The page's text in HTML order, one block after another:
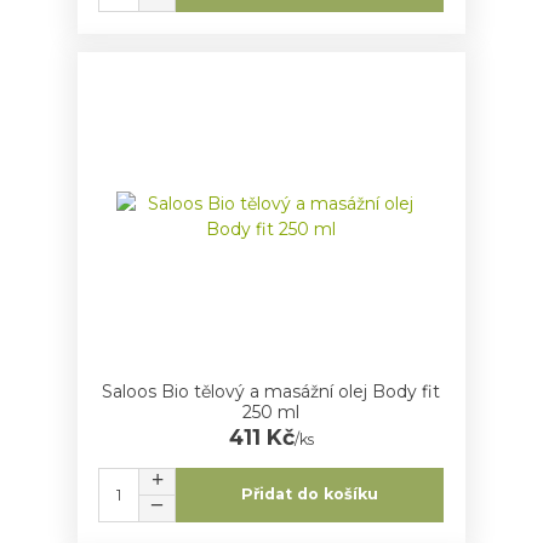
Saloos Bio tělový a masážní olej Body fit
250 ml
411 Kč/ks
Přidat do košíku